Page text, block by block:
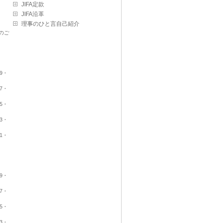
JIFA定款
ご
JIFA沿革
理事のひと言自己紹介